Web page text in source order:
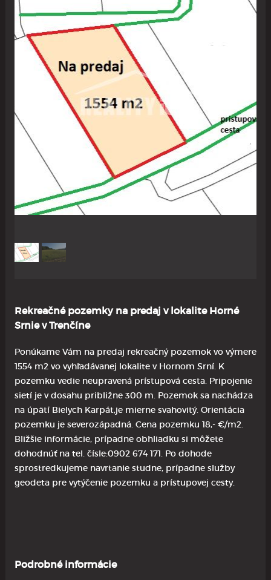
Rekreačné pozemky na predaj v lokalite Horné
Srnie v Trenčíne
Ponúkame Vám na predaj rekreačný pozemok vo výmere
1554 m2 vo vyhľadávanej lokalite v Hornom Srní. K
pozemku vedie neupravená prístupová cesta. Pripojenie
sietí je v dosahu približne 300 m. Pozemok sa nachádza
na úpätí Bielych Karpát,je mierne svahovitý. Orientácia
pozemku je severozápadná. Cena pozemku 18,- €/m2.
Bližšie informácie, prípadne obhliadku si môžete
dohodnúť na tel. čísle:0902 674 171. Po dohode
sprostredkujeme navrtanie studne, prípadne služby
geodeta pre vytýčenie pozemku a prístupovej cesty.
Podrobné informácie